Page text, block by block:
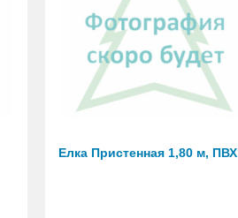
Елка Пристенная 1,80 м, ПВХ